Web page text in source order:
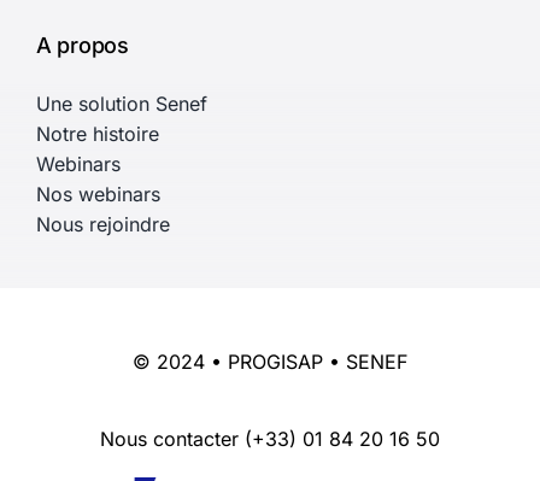
A propos
Une solution Senef
Notre histoire
Webinars
Nos webinars
Nous rejoindre
© 2024 • PROGISAP • SENEF
Nous contacter (+33) 01 84 20 16 50